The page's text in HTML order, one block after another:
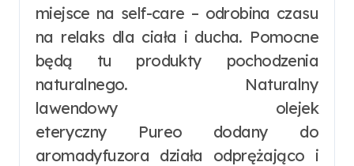
miejsce na self-care – odrobina czasu
na relaks dla ciała i ducha. Pomocne
będą tu produkty pochodzenia
naturalnego. Naturalny
lawendowy olejek
eteryczny Pureo dodany do
aromadyfuzora działa odprężająco i